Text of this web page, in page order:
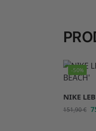
-50%
NIKE
151,90€